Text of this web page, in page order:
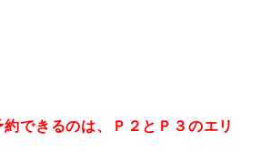
できるのは、Ｐ２とＰ３のエリ